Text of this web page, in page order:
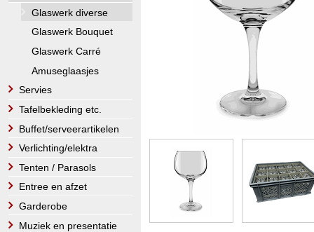
Glaswerk diverse
Glaswerk Bouquet
Glaswerk Carré
Amuseglaasjes
Servies
Tafelbekleding etc.
Buffet/serveerartikelen
Verlichting/elektra
Tenten / Parasols
Entree en afzet
Garderobe
Muziek en presentatie